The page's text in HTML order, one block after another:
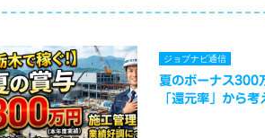
ジョブナビ通信
夏のボーナス300
「還元率」から